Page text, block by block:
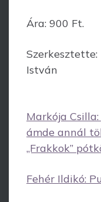
Ára: 900 Ft.
István
Markója
ámde annál
„Frakkok”
Fehér Ildikó: